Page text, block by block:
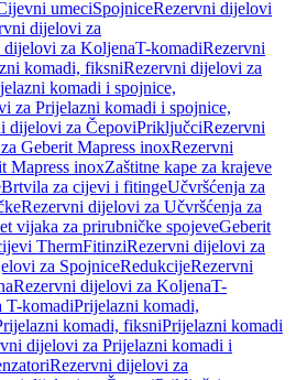
umeciSpojniceRezervni dijelovi
dijelovi za
dijelovi za KoljenaT-komadiRezervni
komadi, fiksniRezervni dijelovi za
komadi i spojnice,
za Prijelazni komadi i spojnice,
dijelovi za ČepoviPriključciRezervni
Geberit Mapress inoxRezervni
Mapress inoxZaštitne kape za krajeve
Brtvila za cijevi i fitingeUčvršćenja za
Rezervni dijelovi za Učvršćenja za
vijaka za prirubničke spojeveGeberit
ThermFitinziRezervni dijelovi za
za SpojniceRedukcijeRezervni
Rezervni dijelovi za KoljenaT-
T-komadiPrijelazni komadi,
komadi, fiksniPrijelazni komadi
dijelovi za Prijelazni komadi i
Rezervni dijelovi za